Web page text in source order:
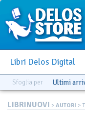
Libri Delos Digital
Sfoglia per Ultimi
LIBRINUOVI > AUTORI >